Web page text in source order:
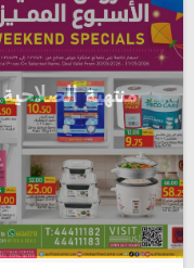
منتهية الصلاحية